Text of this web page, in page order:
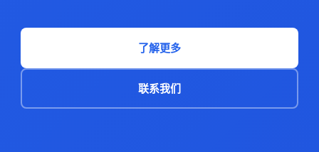
了解更多
联系我们